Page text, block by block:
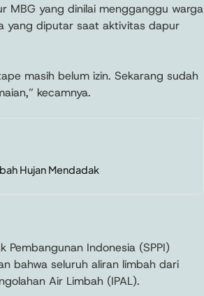
MBG yang dinilai mengganggu warga
yang diputar saat aktivitas dapur
masih belum izin. Sekarang sudah
kecamnya.
Hujan Mendadak
Pembangunan Indonesia (SPPI)
bahwa seluruh aliran limbah dari
Air Limbah (IPAL).